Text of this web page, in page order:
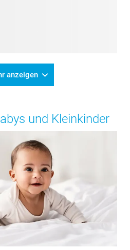
anzeigen
und Kleinkinder